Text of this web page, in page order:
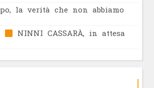
la verità che non abbiamo
NINNI CASSARÀ, in attesa